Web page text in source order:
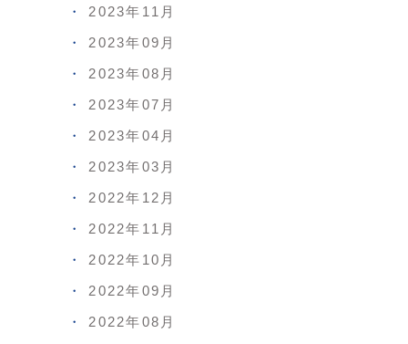
2023年11月
2023年09月
2023年08月
2023年07月
2023年04月
2023年03月
2022年12月
2022年11月
2022年10月
2022年09月
2022年08月